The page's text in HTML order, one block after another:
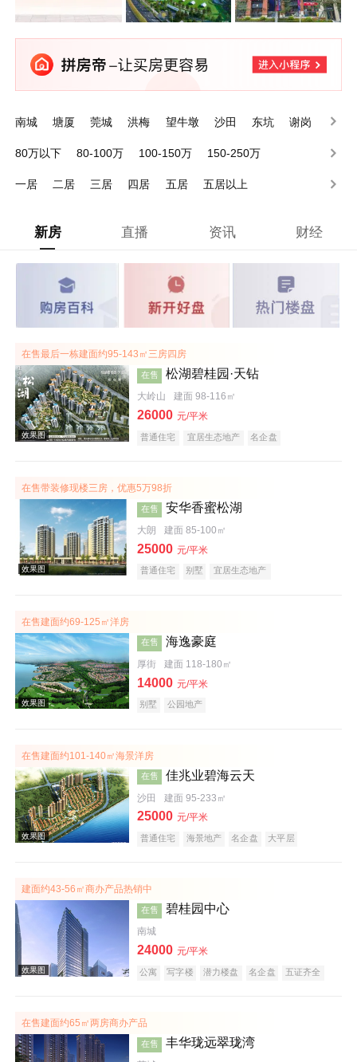
南城 塘厦 莞城 洪梅 望牛墩 沙田 东坑
谢岗
80万以下
80-100万 100-150万
150-250万
一居
二居 三居 四居 五居 五居以上
新房 直播 资讯 财经
在售最后一栋建面约95-143㎡三房四房
效果图
在售 松湖碧桂园·天钻
大岭山 建面 98-116㎡
26000 元/平米
普通住宅 宜居生态地产 名企盘
在售带装修现楼三房，优惠5万98折
效果图
在售 安华香蜜松湖
大朗 建面 85-100㎡
25000 元/平米
普通住宅 别墅 宜居生态地产
在售建面约69-125㎡洋房
在售 海逸豪庭
厚街 建面 118-180㎡
14000 元/平米
别墅 公园地产
在售建面约101-140㎡海景洋房
在售 佳兆业碧海云天
沙田 建面 95-233㎡
25000 元/平米
普通住宅 海景地产 名企盘 大平层
建面约43-56㎡商办产品热销中
在售 碧桂园中心
南城
24000 元/平米
公寓 写字楼 潜力楼盘 名企盘 五证齐全
在售建面约65㎡两房商办产品
在售 丰华珑远翠珑湾